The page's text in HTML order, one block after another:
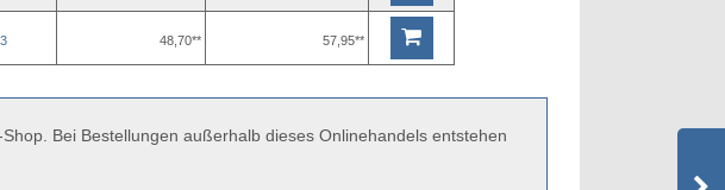
48,70** 57,95**
Bei Bestellungen außerhalb dieses Onlinehandels entstehen